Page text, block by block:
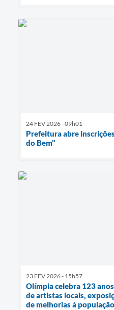
24 FEV 2026 - 09h01
Prefeitura abre
do Bem"
23 FEV 2026 - 15h57
Olímpia celebra 123
de artistas locais,
de melhorias à população